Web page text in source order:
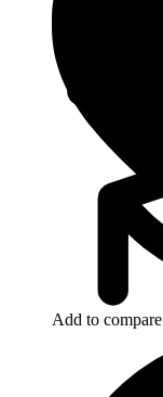
Add to compare